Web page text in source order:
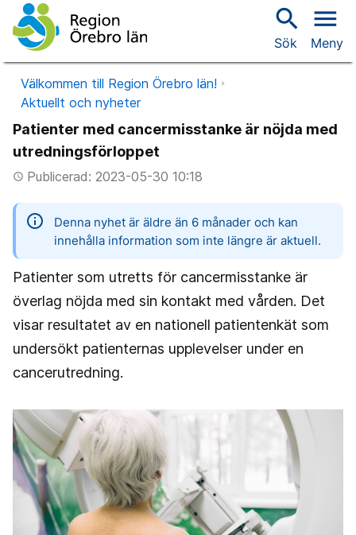
search
Sök
menu
Meny
Välkommen till Region Örebro län!
Aktuellt och nyheter
Patienter med cancermisstanke är nöjda med
utredningsförloppet
access_timePublicerad: 2023-05-30 10:18
information
Denna nyhet är äldre än 6 månader och kan
innehålla information som inte längre är aktuell.
Patienter som utretts för cancermisstanke är
överlag nöjda med sin kontakt med vården. Det
visar resultatet av en nationell patientenkät som
undersökt patienternas upplevelser under en
cancerutredning.